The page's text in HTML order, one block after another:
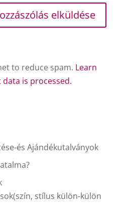
to reduce spam. Learn
is processed.
és Ajándékutalványok
stílus külön-külön